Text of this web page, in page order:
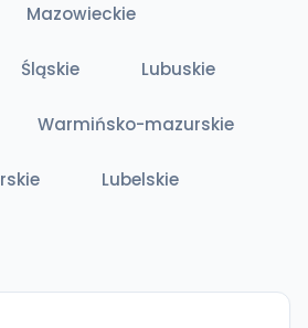
Mazowieckie
Śląskie Lubuskie
Warmińsko-mazurskie
Lubelskie